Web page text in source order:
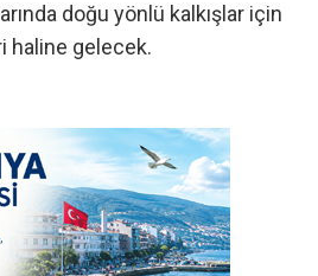
doğu yönlü kalkışlar için
haline gelecek.